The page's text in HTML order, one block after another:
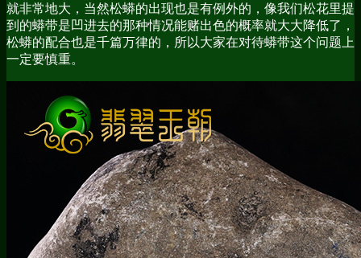
就非常地大，当然松蟒的出现也是有例外的，像我们松花里提
到的蟒带是凹进去的那种情况能赌出色的概率就大大降低了，
松蟒的配合也是千篇万律的，所以大家在对待蟒带这个问题上
一定要慎重。